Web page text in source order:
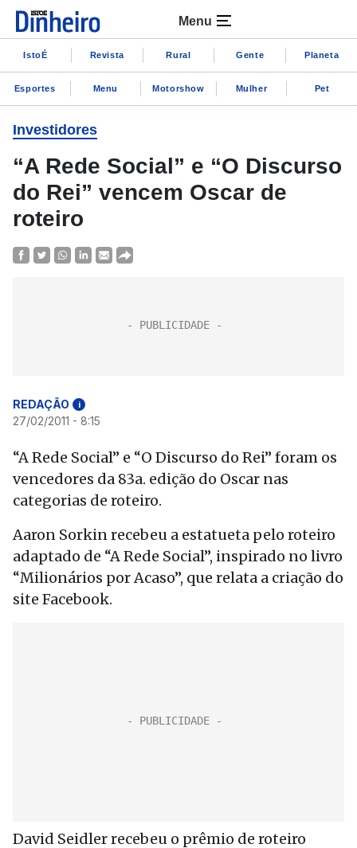
Menu
IstoÉ Revista Rural Gente Planeta
Esportes Menu Motorshow Mulher Pet
Investidores
“A Rede Social” e “O Discurso
do Rei” vencem Oscar de
roteiro
REDAÇÃO i
27/02/2011 - 8:15
“A Rede Social” e “O Discurso do Rei” foram os
vencedores da 83a. edição do Oscar nas
categorias de roteiro.
Aaron Sorkin recebeu a estatueta pelo roteiro
adaptado de “A Rede Social”, inspirado no livro
“Milionários por Acaso”, que relata a criação do
site Facebook.
David Seidler recebeu o prêmio de roteiro